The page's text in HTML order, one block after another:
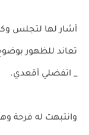
أشار لها لتجلس
تعاند للظهور
_ اتفضلي أقعدي.
وانتبهت له فرحة